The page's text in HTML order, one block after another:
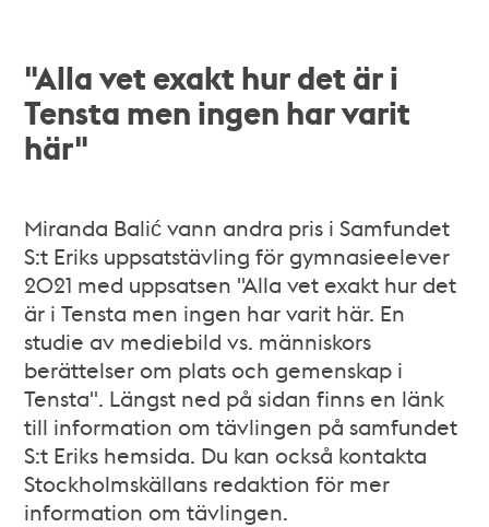
"Alla vet exakt hur det är i
Tensta men ingen har varit
här"
Miranda Balić vann andra pris i Samfundet
S:t Eriks uppsatstävling för gymnasieelever
2021 med uppsatsen "Alla vet exakt hur det
är i Tensta men ingen har varit här. En
studie av mediebild vs. människors
berättelser om plats och gemenskap i
Tensta". Längst ned på sidan finns en länk
till information om tävlingen på samfundet
S:t Eriks hemsida. Du kan också kontakta
Stockholmskällans redaktion för mer
information om tävlingen.